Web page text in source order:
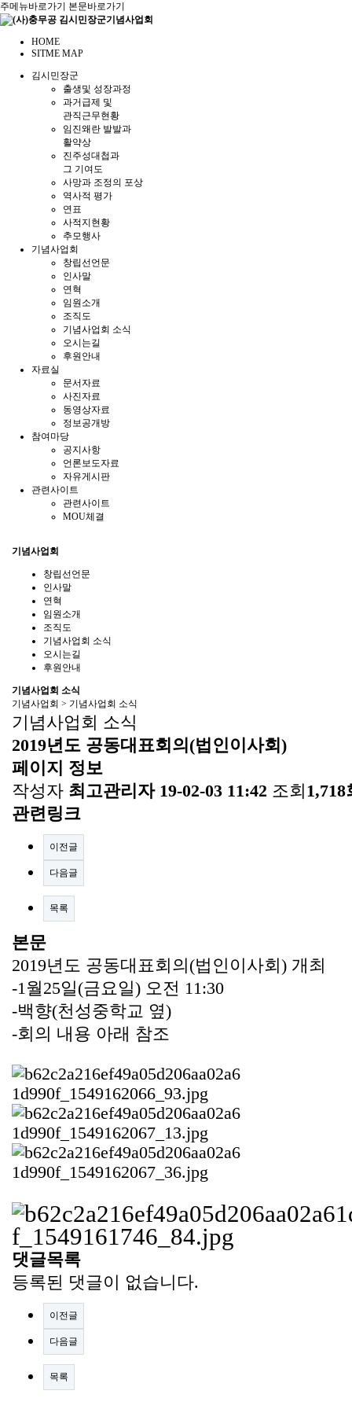
주메뉴바로가기 본문바로가기
HOME
SITME MAP
김시민장군
출생및 성장과정
과거급제 및
관직근무현황
임진왜란 발발과
활약상
진주성대첩과
그 기여도
사망과 조정의 포상
역사적 평가
연표
사적지현황
추모행사
기념사업회
창립선언문
인사말
연혁
임원소개
조직도
기념사업회 소식
오시는길
후원안내
자료실
문서자료
사진자료
동영상자료
정보공개방
참여마당
공지사항
언론보도자료
자유게시판
관련사이트
관련사이트
MOU체결
기념사업회
창립선언문
인사말
연혁
임원소개
조직도
기념사업회 소식
오시는길
후원안내
기념사업회 소식
기념사업회 > 기념사업회 소식
기념사업회 소식
2019년도 공동대표회의(법인이사회)
페이지 정보
작성자 최고관리자 19-02-03 11:42 조회 1,718
관련링크
이전글
다음글
목록
본문
2019년도 공동대표회의(법인이사회) 개최
-1월25일(금요일) 오전 11:30
-백향(천성중학교 옆)
-회의 내용 아래 참조
댓글목록
등록된 댓글이 없습니다.
이전글
다음글
목록